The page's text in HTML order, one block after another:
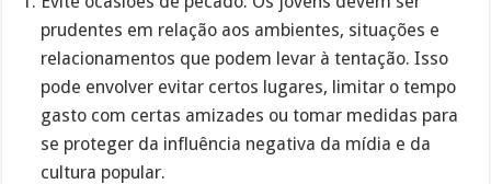
prudentes em relação aos ambientes, situações e
relacionamentos que podem levar à tentação. Isso
pode envolver evitar certos lugares, limitar o tempo
gasto com certas amizades ou tomar medidas para
se proteger da influência negativa da mídia e da
cultura popular.